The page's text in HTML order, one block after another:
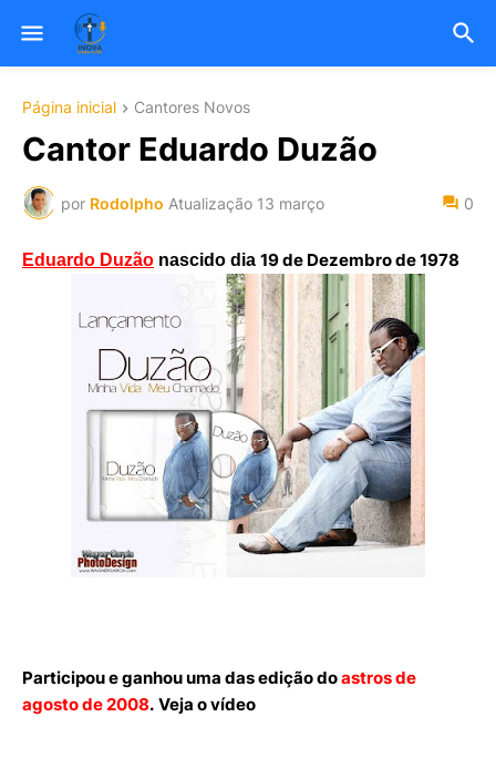
Página inicial Cantores Novos
Cantor Eduardo Duzão
por Rodolpho Atualização 13 março 0
Eduardo Duzão nascido dia 19 de Dezembro de 1978
Participou e ganhou uma das edição doastros de
agosto de 2008. Veja o vídeo